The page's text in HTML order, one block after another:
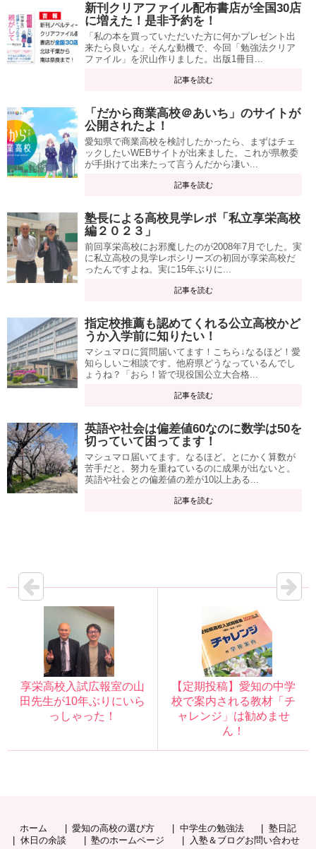
新刊クリアファイル配布書店が全国30店
に増えた！是非予約を！
「私の本を買っていただいた方に何かプレゼント出
来たら良いな」そんな動機で、今回「勉強法クリア
ファイル」を沢山作りました。出版1冊目...
記事を読む
「だから商業高校＠あいち」のサイトが
公開されたよ！
愛知県で商業高校を検討したかったら、まずはチェ
ックしたいWEBサイトが出来ました。これが県教委
が手掛けて出来たって言うんだから凄い...
記事を読む
塾長による高校見学レポ「私立享栄高校
編２０２３」
前回享栄高校にお邪魔したのが2008年7月でした。実
に私立高校の見学レポシリーズの初回が享栄高校だ
ったんですよね。実に15年ぶりに...
記事を読む
指定校推薦も認めてくれる公立高校かど
うか入学前に知りたい！
マシュマロに質問届いてます！こちら↓なるほど！愛
知らしいご相談です。他府県どうなっているんでし
ょうね？「おら！皆で現役国公立大合格...
記事を読む
英語や社会は偏差値60なのに数学は50を
切っていて困ってます！
マシュマロ届いてます。なるほど。とにかく算数が
苦手だと。努力を重ねているのに成果が出ないと。
英語や社会との偏差値の差が10以上ある...
記事を読む
享栄高校入試広報室の山
田先生が10年ぶりにいら
っしゃった！
【定期投稿】愛知の中学
校で案内される教材「チ
ャレンジ」は勧めませ
ん！
ホーム 愛知の高校の選び方 中学生の勉強法
塾日記
休日の余談
塾のホームページ 入塾＆ブログお問い合わせ